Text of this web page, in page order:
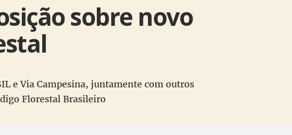
sobre novo
e Via Campesina, juntamente com outros
Florestal Brasileiro